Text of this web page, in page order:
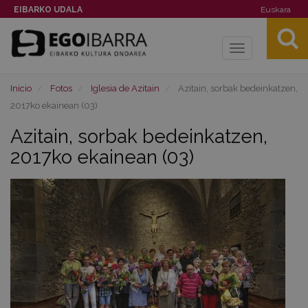
EIBARKO UDALA Euskara
Toggle
Inicio Fotos Iglesia de Azitain
Azitain, sorbak bedeinkatzen,
2017ko ekainean (03)
Azitain, sorbak bedeinkatzen,
2017ko ekainean (03)